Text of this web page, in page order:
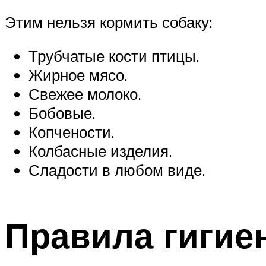
Этим нельзя кормить собаку:
Трубчатые кости птицы.
Жирное мясо.
Свежее молоко.
Бобовые.
Копчености.
Колбасные изделия.
Сладости в любом виде.
Правила